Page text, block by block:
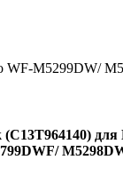
WF-M5299DW/
для